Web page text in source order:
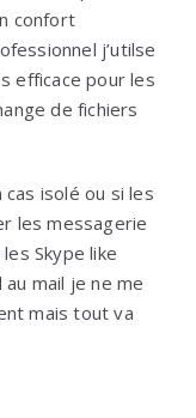
confort
j’utilse
efficace pour les
de fichiers
cas isolé ou si les
les messagerie
Skype like
mail je ne me
mais tout va